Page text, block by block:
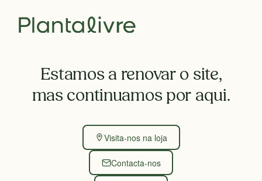
Estamos a renovar o site,
mas continuamos por aqui.
Visita-nos na loja
Contacta-nos